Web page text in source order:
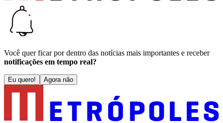
Você quer ficar por dentro das notícias mais importantes e receber
notificações em tempo real?
Eu quero! Agora não